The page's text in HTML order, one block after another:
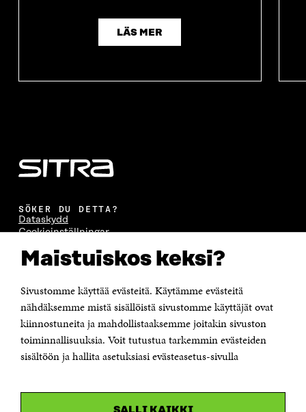
Maistuiskos keksi?
Sivustomme käyttää evästeitä. Käytämme evästeitä
nähdäksemme mistä sisällöistä sivustomme käyttäjät ovat
kiinnostuneita ja mahdollistaaksemme joitakin sivuston
toiminnallisuuksia. Voit tutustua tarkemmin evästeiden
sisältöön ja hallita asetuksiasi evästeasetus-sivulla
LÄS MER
SÖKER DU DETTA?
Dataskydd
Cookieinställningar
Tillgänglighetsutredning
Beskrivning av handlingsoffentligheten
KONTAKTA OSS
Jubileumsfonden för Finlands självständighet Sitra
Östersjögatan 11–13, PB 160,
00181 Helsingfors